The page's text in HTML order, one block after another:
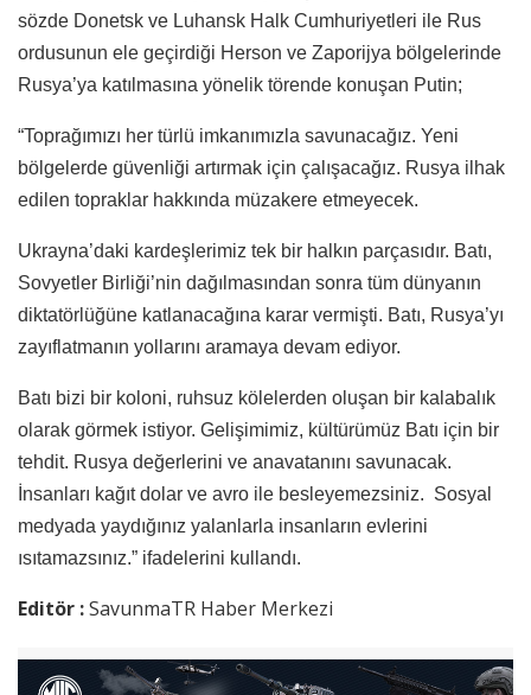
sözde Donetsk ve Luhansk Halk Cumhuriyetleri ile Rus
ordusunun ele geçirdiği Herson ve Zaporijya bölgelerinde
Rusya’ya katılmasına yönelik törende konuşan Putin;
“Toprağımızı her türlü imkanımızla savunacağız. Yeni
bölgelerde güvenliği artırmak için çalışacağız. Rusya ilhak
edilen topraklar hakkında müzakere etmeyecek.
Ukrayna’daki kardeşlerimiz tek bir halkın parçasıdır. Batı,
Sovyetler Birliği’nin dağılmasından sonra tüm dünyanın
diktatörlüğüne katlanacağına karar vermişti. Batı, Rusya’yı
zayıflatmanın yollarını aramaya devam ediyor.
Batı bizi bir koloni, ruhsuz kölelerden oluşan bir kalabalık
olarak görmek istiyor. Gelişimimiz, kültürümüz Batı için bir
tehdit. Rusya değerlerini ve anavatanını savunacak.
İnsanları kağıt dolar ve avro ile besleyemezsiniz. Sosyal
medyada yaydığınız yalanlarla insanların evlerini
ısıtamazsınız.” ifadelerini kullandı.
Editör :SavunmaTR Haber Merkezi